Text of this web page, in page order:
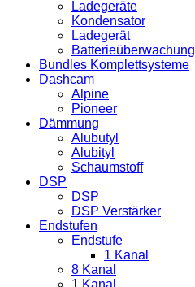
Ladegeräte
Kondensator
Ladegerät
Batterieüberwachung
Bundles Komplettsysteme
Dashcam
Alpine
Pioneer
Dämmung
Alubutyl
Alubityl
Schaumstoff
DSP
DSP
DSP Verstärker
Endstufen
Endstufe
1 Kanal
8 Kanal
1 Kanal